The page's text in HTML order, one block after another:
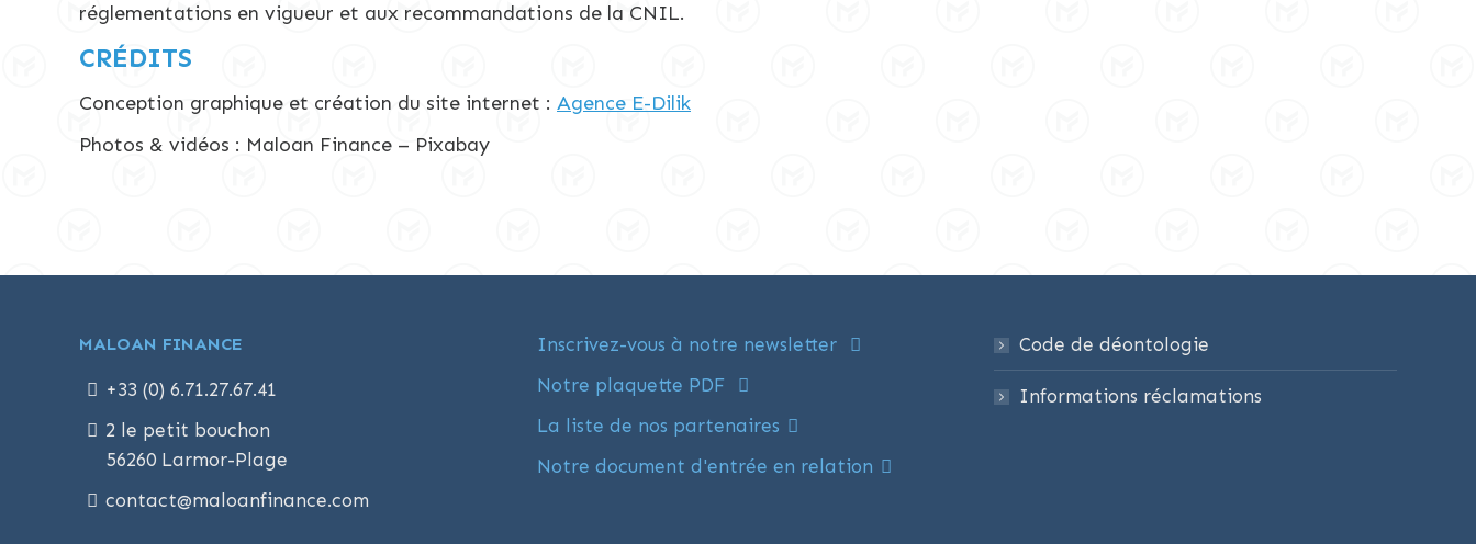
réglementations en vigueur et aux recommandations de la CNIL.
CRÉDITS
Conception graphique et création du site internet : Agence E-Dilik
Photos & vidéos : Maloan Finance – Pixabay
MALOAN FINANCE
+33 (0) 6.71.27.67.41
2 le petit bouchon
56260 Larmor-Plage
contact@maloanfinance.com
Inscrivez-vous à notre newsletter
Notre plaquette PDF
La liste de nos partenaires
Notre document d'entrée en relation
Code de déontologie
Informations réclamations